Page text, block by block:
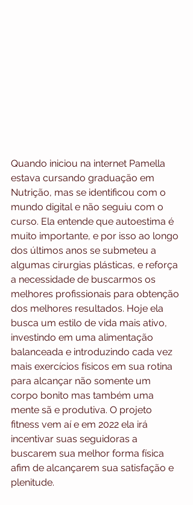
Quando iniciou na internet Pamella
estava cursando graduação em
Nutrição, mas se identificou com o
mundo digital e não seguiu com o
curso. Ela entende que autoestima é
muito importante, e por isso ao longo
dos últimos anos se submeteu a
algumas cirurgias plásticas, e reforça
a necessidade de buscarmos os
melhores profissionais para obtenção
dos melhores resultados. Hoje ela
busca um estilo de vida mais ativo,
investindo em uma alimentação
balanceada e introduzindo cada vez
mais exercícios físicos em sua rotina
para alcançar não somente um
corpo bonito mas também uma
mente sã e produtiva. O projeto
fitness vem aí e em 2022 ela irá
incentivar suas seguidoras a
buscarem sua melhor forma física
afim de alcançarem sua satisfação e
plenitude.